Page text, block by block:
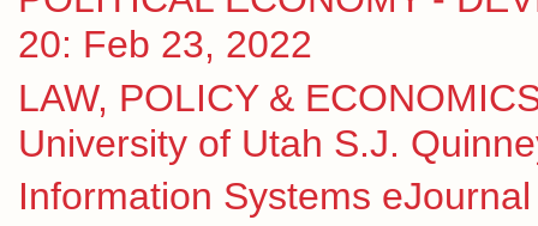
20: Feb 23, 2022
LAW, POLICY &
University of Utah S.J.
Information Systems